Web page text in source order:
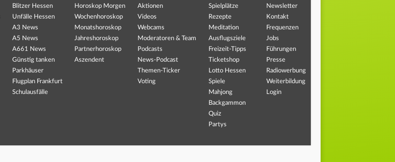
Blitzer Hessen
Unfälle Hessen
A3 News
A5 News
A661 News
Günstig tanken
Parkhäuser
Flugplan Frankfurt
Schulausfälle
Horoskop Morgen
Wochenhoroskop
Monatshoroskop
Jahreshoroskop
Partnerhoroskop
Aszendent
Aktionen
Videos
Webcams
Moderatoren & Team
Podcasts
News-Podcast
Themen-Ticker
Voting
Spielplätze
Rezepte
Meditation
Ausflugsziele
Freizeit-Tipps
Ticketshop
Lotto Hessen
Spiele
Mahjong
Backgammon
Quiz
Partys
Newsletter
Kontakt
Frequenzen
Jobs
Führungen
Presse
Radiowerbung
Weiterbildung
Login